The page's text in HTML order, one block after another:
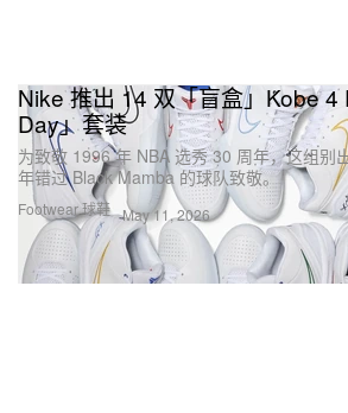
Footwear 球鞋
Nike 推出 14 双「盲盒」Kobe 4
Day」套装
为致敬 1996 年 NBA 选秀 30 周年，这组别
年错过 Black Mamba 的球队致敬。
May 11, 2026